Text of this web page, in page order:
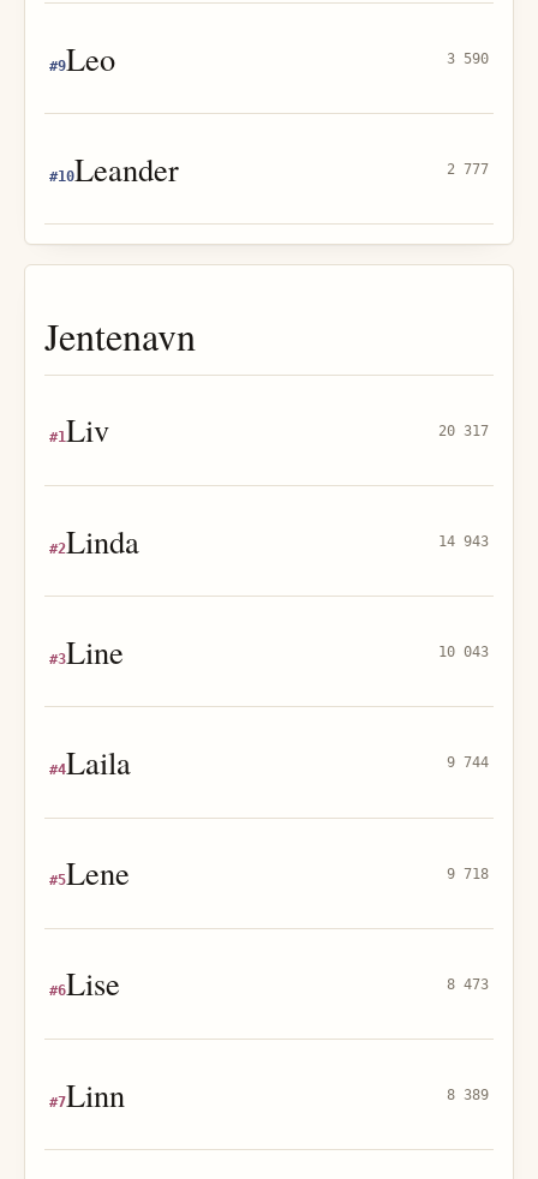
#9Leo 3 590
#10Leander 2 777
Jentenavn
#1Liv 20 317
#2Linda 14 943
#3Line 10 043
#4Laila 9 744
#5Lene 9 718
#6Lise 8 473
#7Linn 8 389